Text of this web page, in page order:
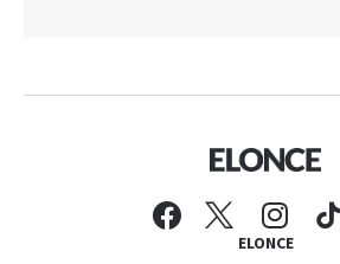
ELONCE